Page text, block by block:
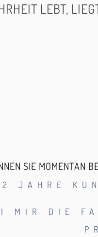
LEBT,
SIE MOMENTAN
DIE